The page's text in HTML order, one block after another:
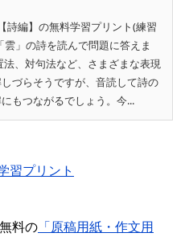
詩編】の無料学習プリント(練習
」の詩を読んで問題に答えま
、対句法など、さまざまな表現
づらそうですが、音読して詩の
もつながるでしょう。今...
習プリント
料の 「原稿用紙・作文用